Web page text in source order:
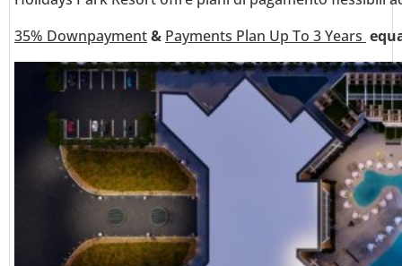
35% Downpayment& Payments Plan Up To 3 Years